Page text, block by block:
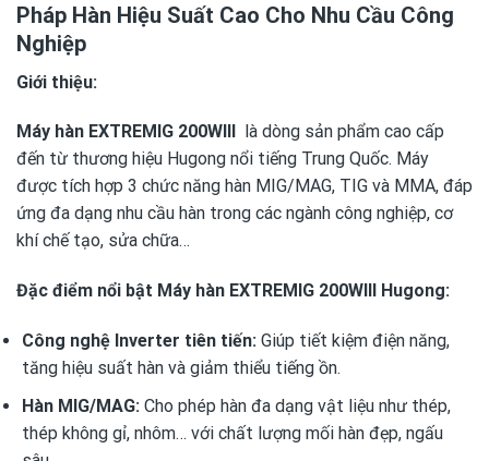
Pháp Hàn Hiệu Suất Cao Cho Nhu Cầu Công
Nghiệp
Giới thiệu:
Máy hàn EXTREMIG 200WIII
là dòng sản phẩm cao cấp
đến từ thương hiệu Hugong nổi tiếng Trung Quốc. Máy
được tích hợp 3 chức năng hàn MIG/MAG, TIG và MMA, đáp
ứng đa dạng nhu cầu hàn trong các ngành công nghiệp, cơ
khí chế tạo, sửa chữa…
Đặc điểm nổi bật Máy hàn EXTREMIG 200WIII Hugong:
Công nghệ Inverter tiên tiến:Giúp tiết kiệm điện năng,
tăng hiệu suất hàn và giảm thiểu tiếng ồn.
Hàn MIG/MAG:Cho phép hàn đa dạng vật liệu như thép,
thép không gỉ, nhôm… với chất lượng mối hàn đẹp, ngấu